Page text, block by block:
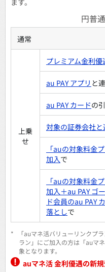
円普
通常
上乗
せ
プレミアム金利優
au PAY アプリ と
au PAY カードの
対象の証券会社と
「auの対象料金
加入で
「auの対象料金
加入＋au PAY ゴ
ド会員のau PAY
落としで
*
「auマネ活バリューリンクプ
ラン」にご加入の方は「auマ
象となります。
auマネ活 金利優遇の新規